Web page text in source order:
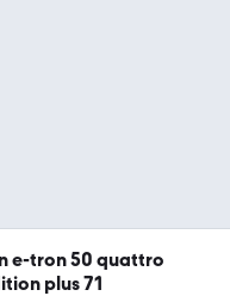
e-tron 50 quattro
plus 71